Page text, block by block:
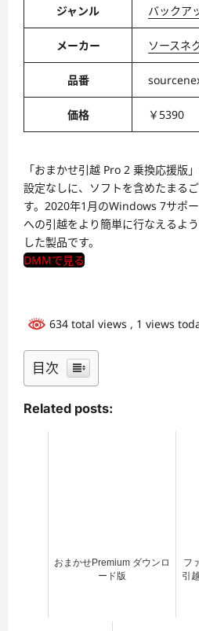
ジャンル バックア
メーカー ソースネ
品番
価格 ￥5390
「おまかせ引越 Pro 2 乗換応援版
設定なしに、ソフトを含めたまる
す。2020年1月のWindows 7サポ
への引越をより簡単に行なえるよ
した製品です。
DMMで見る
634 total views , 1 views
目次
Related posts:
おまかせPremium ダウンロ
ード版
フ
引